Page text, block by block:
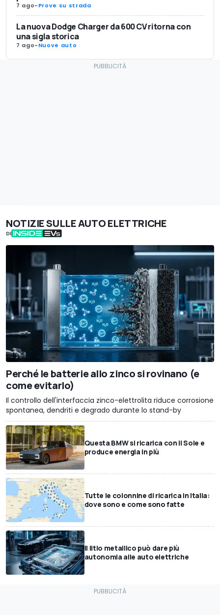
7 ago-Prove su strada
La nuova Dodge Charger da 600 CV ritorna con
una sigla storica
7 ago-Nuove auto
NOTIZIE SULLE AUTO ELETTRICHE
DI
Perché le batterie allo zinco si rovinano (e
come evitarlo)
Il controllo dell'interfaccia zinco-elettrolita riduce corrosione
spontanea, dendriti e degrado durante lo stand-by
Questa BMW si ricarica con il Sole e
produce energia in più
Tutte le colonnine di ricarica in Italia:
dove sono e come sono fatte
Il litio metallico può dare più
autonomia alle auto elettriche